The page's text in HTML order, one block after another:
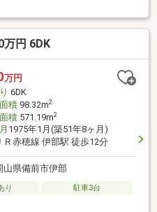
万円 6DK
万円
6DK
積98.32m2
積571.19m2
1975年1月(築51年8ヶ月)
Ｒ赤穂線 伊部駅 徒歩12分
山県備前市伊部
り
駐車3台